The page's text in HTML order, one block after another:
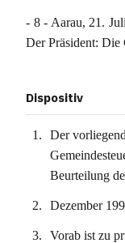
- 8 - Aarau, 21.
Der Präsident: Die
Dispositiv
Der
Beurteilung
Dezember
Vorab ist zu